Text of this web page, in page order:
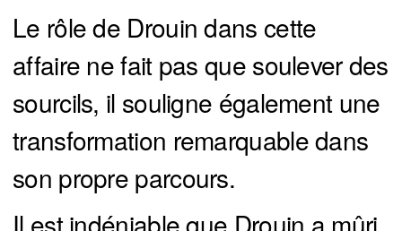
Le rôle de Drouin dans cette
affaire ne fait pas que soulever des
sourcils, il souligne également une
transformation remarquable dans
son propre parcours.